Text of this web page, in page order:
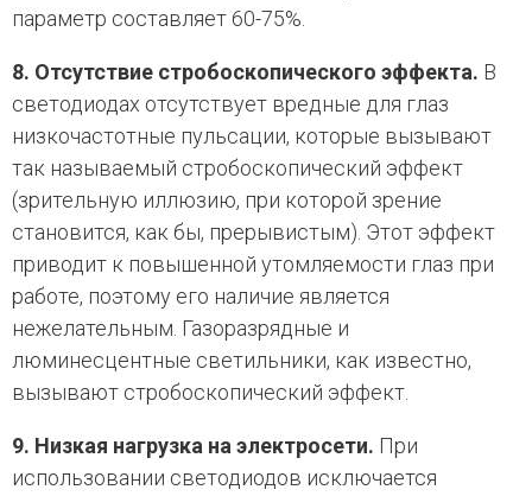
параметр составляет 60-75%.
8. Отсутствие стробоскопического эффекта. В
светодиодах отсутствует вредные для глаз
низкочастотные пульсации, которые вызывают
так называемый стробоскопический эффект
(зрительную иллюзию, при которой зрение
становится, как бы, прерывистым). Этот эффект
приводит к повышенной утомляемости глаз при
работе, поэтому его наличие является
нежелательным. Газоразрядные и
люминесцентные светильники, как известно,
вызывают стробоскопический эффект.
9. Низкая нагрузка на электросети. При
использовании светодиодов исключается